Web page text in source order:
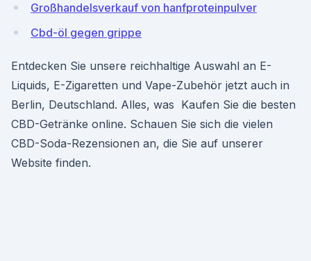
Großhandelsverkauf von hanfproteinpulver
Cbd-öl gegen grippe
Entdecken Sie unsere reichhaltige Auswahl an E-
Liquids, E-Zigaretten und Vape-Zubehör jetzt auch in
Berlin, Deutschland. Alles, was Kaufen Sie die besten
CBD-Getränke online. Schauen Sie sich die vielen
CBD-Soda-Rezensionen an, die Sie auf unserer
Website finden.